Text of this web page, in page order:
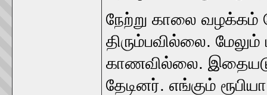
நேற்று காலை வழக்கம்
திரும்பவில்லை. மேலும்
காணவில்லை.
தேடினர். எங்கும்